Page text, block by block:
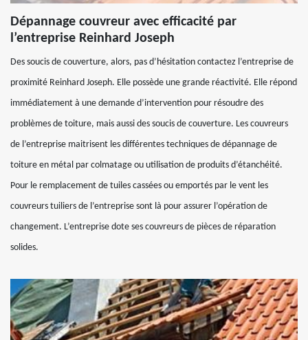
Dépannage couvreur avec efficacité par
l’entreprise Reinhard Joseph
Des soucis de couverture, alors, pas d’hésitation contactez l’entreprise de
proximité Reinhard Joseph. Elle possède une grande réactivité. Elle répond
immédiatement à une demande d’intervention pour résoudre des
problèmes de toiture, mais aussi des soucis de couverture. Les couvreurs
de l’entreprise maitrisent les différentes techniques de dépannage de
toiture en métal par colmatage ou utilisation de produits d’étanchéité.
Pour le remplacement de tuiles cassées ou emportés par le vent les
couvreurs tuiliers de l’entreprise sont là pour assurer l’opération de
changement. L’entreprise dote ses couvreurs de pièces de réparation
solides.